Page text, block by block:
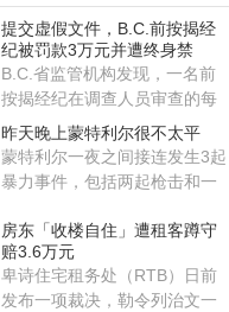
提交虚假文件，B.C.前按揭经
纪被罚款3万元并遭终身禁
B.C.省监管机构发现，一名前
按揭经纪在调查人员审查的每
一份申请中，都向贷款机构提
交
昨天晚上蒙特利尔很不太平
蒙特利尔一夜之间接连发生3起
暴力事件，包括两起枪击和一
房东「收楼自住」遭租客蹲守
赔3.6万元
卑诗住宅租务处（RTB）日前
发布一项裁决，勒令列治文一